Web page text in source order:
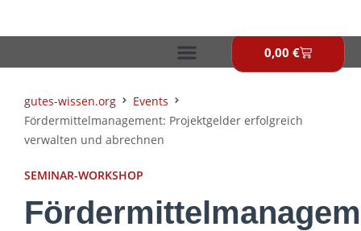
0,00 €
gutes-wissen.org
Events
Fördermittelmanagement: Projektgelder erfolgreich
verwalten und abrechnen
SEMINAR-WORKSHOP